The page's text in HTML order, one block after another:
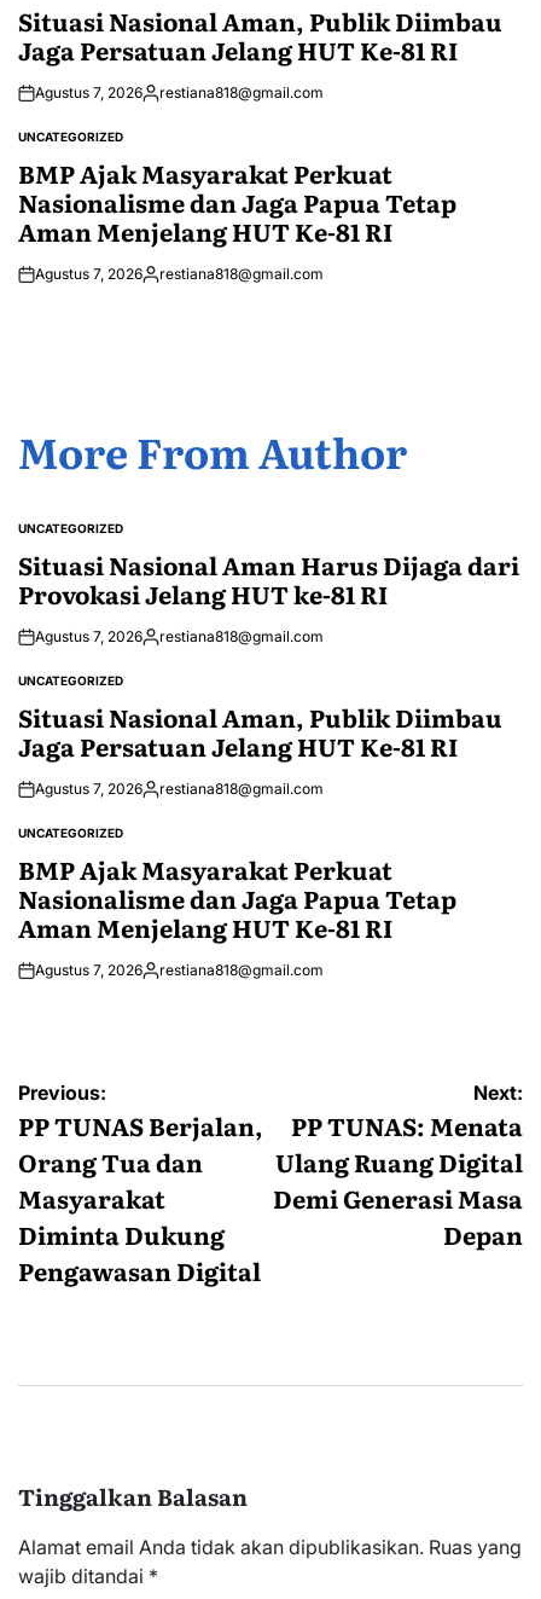
Situasi Nasional Aman, Publik Diimbau
Jaga Persatuan Jelang HUT Ke-81 RI
Agustus 7, 2026Posted
restiana818@gmail.com
POSTED
UNCATEGORIZED
BMP Ajak Masyarakat Perkuat
Nasionalisme dan Jaga Papua Tetap
Aman Menjelang HUT Ke-81 RI
Agustus 7, 2026Posted
restiana818@gmail.com
More From Author
POSTED
UNCATEGORIZED
Situasi Nasional Aman Harus Dijaga dari
Provokasi Jelang HUT ke-81 RI
Agustus 7, 2026Posted
restiana818@gmail.com
POSTED
UNCATEGORIZED
Situasi Nasional Aman, Publik Diimbau
Jaga Persatuan Jelang HUT Ke-81 RI
Agustus 7, 2026Posted
restiana818@gmail.com
POSTED
UNCATEGORIZED
BMP Ajak Masyarakat Perkuat
Nasionalisme dan Jaga Papua Tetap
Aman Menjelang HUT Ke-81 RI
Agustus 7, 2026Posted
restiana818@gmail.com
Navigasi
pos
Previous:
PP TUNAS Berjalan,
Orang Tua dan
Masyarakat
Diminta Dukung
Pengawasan Digital
Next:
PP TUNAS: Menata
Ulang Ruang Digital
Demi Generasi Masa
Depan
Tinggalkan Balasan
Alamat email Anda tidak akan dipublikasikan. Ruas yang
wajib ditandai *